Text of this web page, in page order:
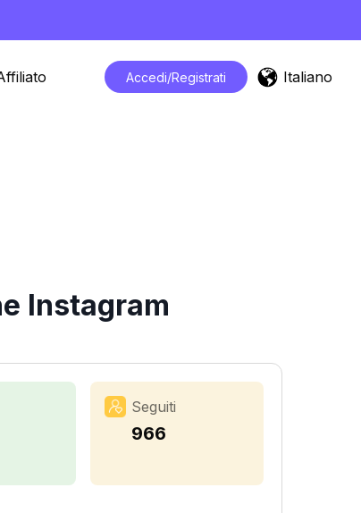
Accedi/Registrati Italiano
Instagram
Seguiti
966